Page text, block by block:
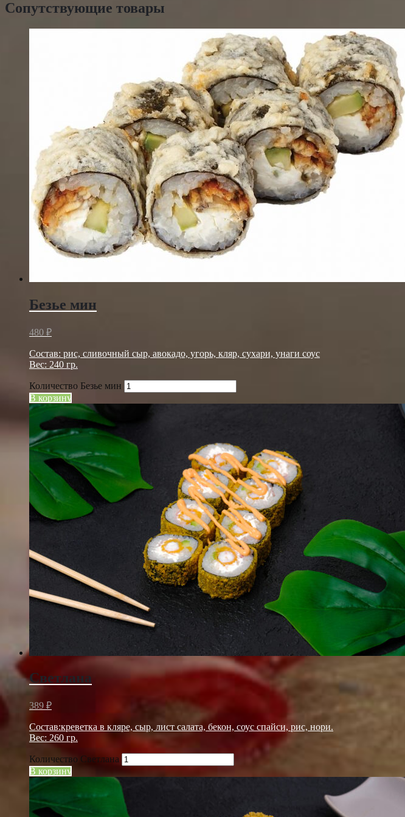
Сопутствующие товары
Безье мин
480 ₽
Состав: рис, сливочный сыр, авокадо, угорь, кляр, сухари, унаги соус
Вес: 240 гр.
Количество Безье мин
В корзину
Светлана
389 ₽
Состав:креветка в кляре, сыр, лист салата, бекон, соус спайси, рис, нори.
Вес: 260 гр.
Количество Светлана
В корзину